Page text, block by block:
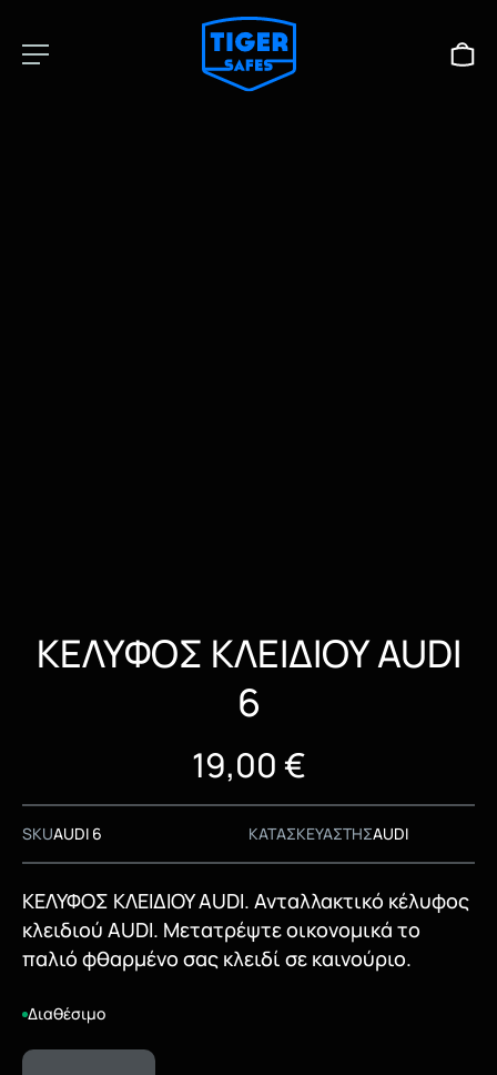
ΚΕΛΥΦΟΣ ΚΛΕΙΔΙΟΥ AUDI
6
19,00 €
SKUAUDI 6 ΚΑΤΑΣΚΕΥΑΣΤΗΣAUDI
ΚΕΛΥΦΟΣ ΚΛΕΙΔΙΟΥ AUDI. Ανταλλακτικό κέλυφος
κλειδιού AUDI. Μετατρέψτε οικονομικά το
παλιό φθαρμένο σας κλειδί σε καινούριο.
Διαθέσιμο